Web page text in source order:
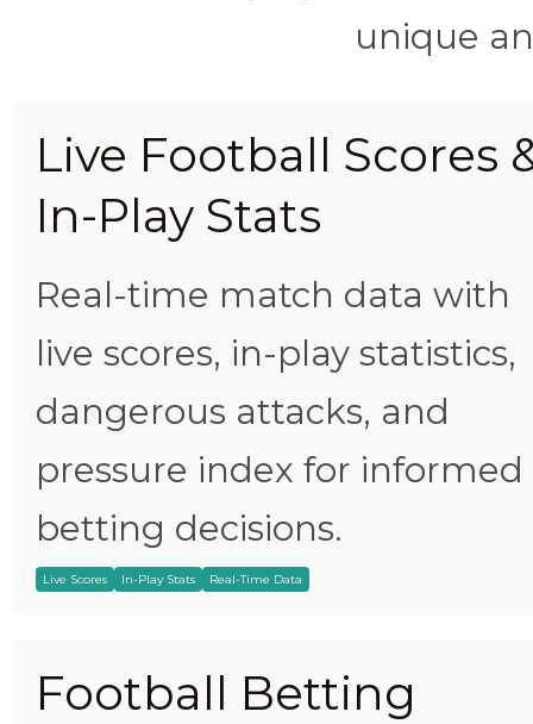
unique
Live Football Scores
In-Play Stats
Real-time match data with
live scores, in-play statistics,
dangerous attacks, and
pressure index for informed
betting decisions.
Live Scores In-Play Stats Real-Time Data
Football Betting